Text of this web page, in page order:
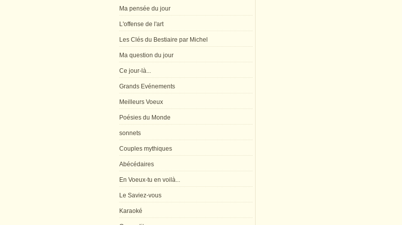
Ma pensée du jour
L'offense de l'art
Les Clés du Bestiaire par Michel
Ma question du jour
Ce jour-là...
Grands Evénements
Meilleurs Voeux
Poésies du Monde
sonnets
Couples mythiques
Abécédaires
En Voeux-tu en voilà...
Le Saviez-vous
Karaoké